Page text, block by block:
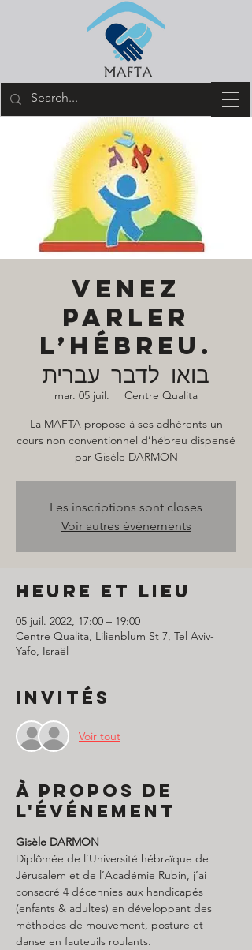
Venez
parler
l’hébreu.
בואו לדבר עברית
mar. 05 juil.
  |
Centre Qualita
La MAFTA propose à ses adhérents un
cours non conventionnel d’hébreu dispensé
par Gisèle DARMON
Les inscriptions sont closes
Voir autres événements
Heure et lieu
05 juil. 2022, 17:00 – 19:00
Centre Qualita, Lilienblum St 7, Tel Aviv-
Yafo, Israël
Invités
Voir tout
À propos de
l'événement
Gisèle DARMON
Diplômée de l’Université hébraïque de
Jérusalem et de l’Académie Rubin, j’ai
consacré 4 décennies aux handicapés
(enfants & adultes) en développant des
méthodes de mouvement, posture et
danse en fauteuils roulants.